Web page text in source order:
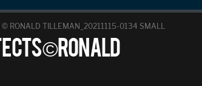
© RONALD TILLEMAN_20211115-0134 SMALL
© Ronald